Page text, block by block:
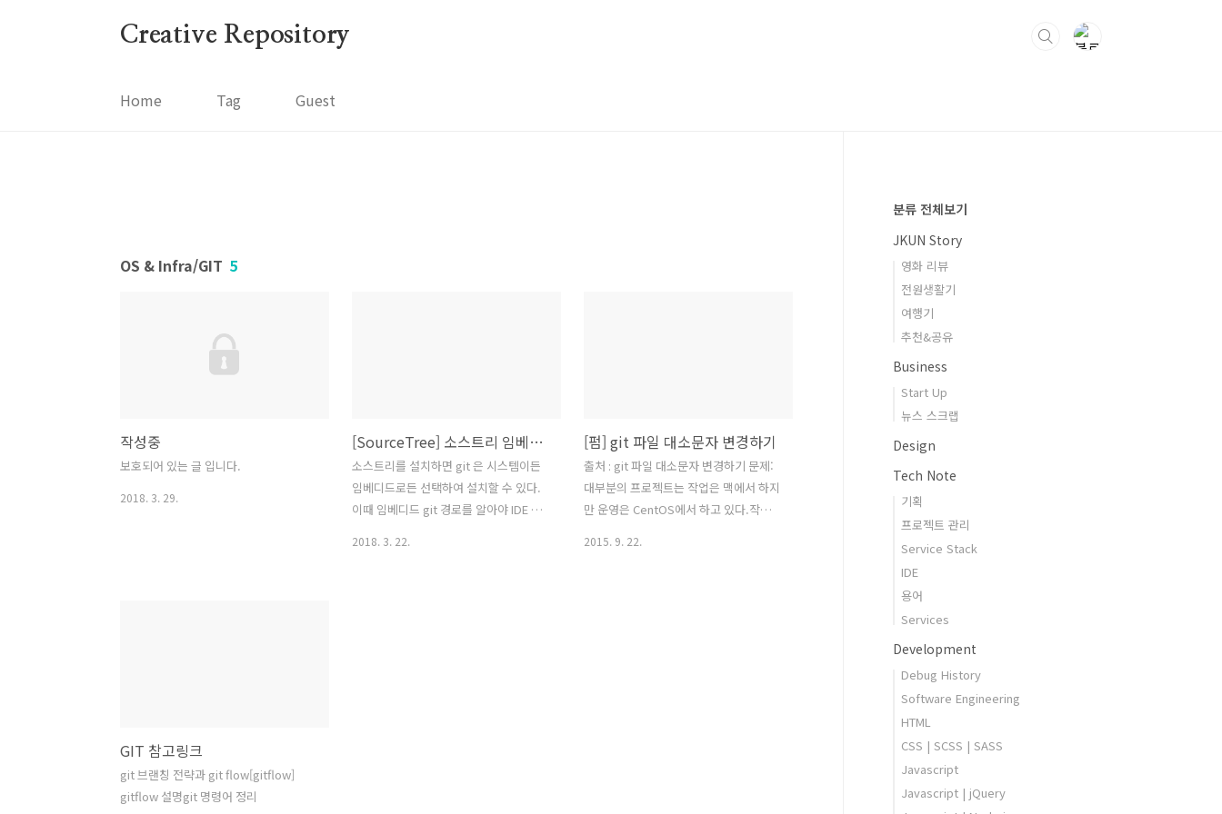
Creative Repository
Home Tag Guest
OS & Infra/GIT 5
작성중
보호되어 있는 글 입니다.
2018. 3. 29.
[SourceTree] 소스트리 임베디드 깃 경로 (SourceTree Embedded Git Path)
소스트리를 설치하면 git 은 시스템이든
임베디드로든 선택하여 설치할 수 있다.
이때 임베디드 git 경로를 알아야 IDE 상
2018. 3. 22.
[펌] git 파일 대소문자 변경하기
출처 : git 파일 대소문자 변경하기 문제:
대부분의 프로젝트는 작업은 맥에서 하지
만 운영은 CentOS에서 하고 있다.작업할
2015. 9. 22.
GIT 참고링크
git 브랜칭 전략과 git flow[gitflow]
gitflow 설명git 명령어 정리
분류 전체보기
JKUN Story
영화 리뷰
전원생활기
여행기
추천&공유
Business
Start Up
뉴스 스크랩
Design
Tech Note
기획
프로젝트 관리
Service Stack
IDE
용어
Services
Development
Debug History
Software Engineering
HTML
CSS | SCSS | SASS
Javascript
Javascript | jQuery